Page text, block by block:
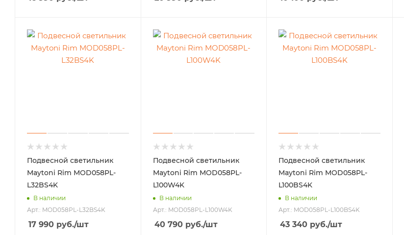
Подвесной светильник
Maytoni Rim MOD058PL-
L32BS4K
В наличии
Арт.: MOD058PL-L32BS4K
17 990 руб./шт
Подвесной светильник
Maytoni Rim MOD058PL-
L100W4K
В наличии
Арт.: MOD058PL-L100W4K
40 790руб./шт
Подвесной светильник
Maytoni Rim MOD058PL-
L100BS4K
В наличии
Арт.: MOD058PL-L100BS4K
43 340 руб./шт